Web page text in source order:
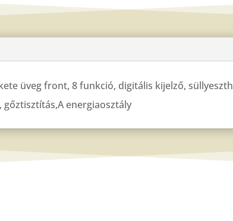
üveg front, 8 funkció, digitális kijelző,
energiaosztály